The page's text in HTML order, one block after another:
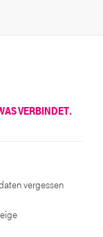
VERBINDET.
vergessen